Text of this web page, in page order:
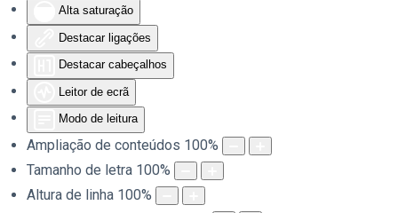
Alta saturação
Destacar ligações
Destacar cabeçalhos
Leitor de ecrã
Modo de leitura
Ampliação de conteúdos 100%
Tamanho de letra 100%
Altura de linha 100%